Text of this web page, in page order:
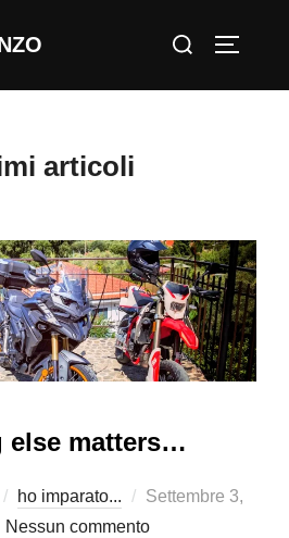
Cerca
articoli
else matters…
ho imparato...
Pubblicato
il
Settembre 3,
Nessun commento